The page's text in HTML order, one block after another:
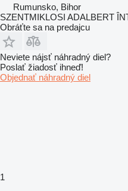
Rumunsko, Bihor
SZENTMIKLOSI ADALBERT
Obráťte sa na predajcu
Neviete nájsť náhradný diel?
Poslať žiadosť ihneď!
Objednať náhradný diel
1